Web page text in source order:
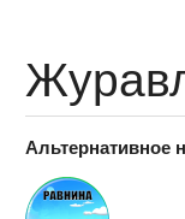
Альтернативное